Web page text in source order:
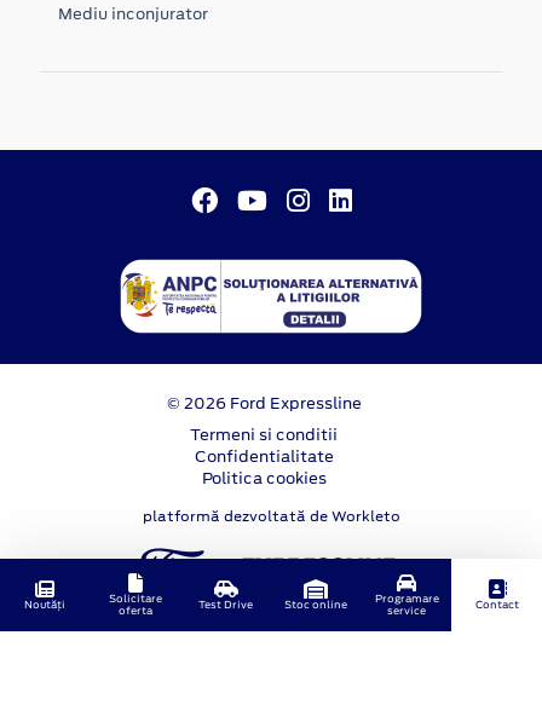
Mediu inconjurator
© 2026 Ford Expressline
Termeni si conditii
Confidentialitate
Politica cookies
platformă dezvoltată de Workleto
Noutăți
Solicitare
oferta
Test Drive Stoc online
Programare
service
Contact